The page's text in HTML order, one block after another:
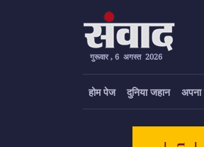
गुरूवार , 6 अगस्त 2026
होम पेज दुनिया जहान